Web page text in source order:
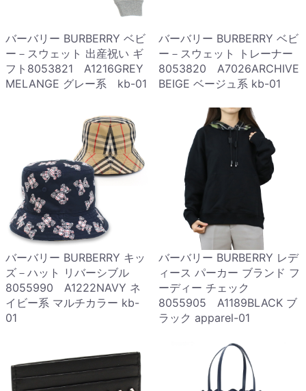
バーバリー BURBERRY ベビ
ー－スウェット 出産祝い ギ
フト8053821 A1216GREY
MELANGE グレー系 kb-01
バーバリー BURBERRY ベビ
ー－スウェット トレーナー
8053820 A7026ARCHIVE
BEIGE ベージュ系 kb-01
バーバリー BURBERRY キッ
ズ－ハット リバーシブル
8055990 A1222NAVY ネ
イビー系 マルチカラー kb-
01
バーバリー BURBERRY レデ
ィース パーカー ブランド フ
ーディー チェック
8055905 A1189BLACK ブ
ラック apparel-01